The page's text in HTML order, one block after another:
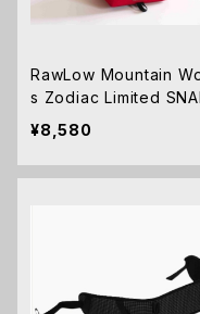
RawLow Mountain
s Zodiac Limited
TABITIBI(タビチビ）トー
¥8,580